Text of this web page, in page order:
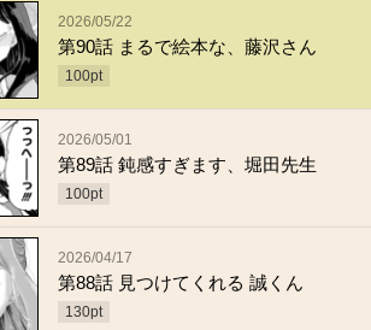
2026/05/22
第90話 まるで絵本な、藤沢さん
100pt
2026/05/01
第89話 鈍感すぎます、堀田先生
100pt
2026/04/17
第88話 見つけてくれる 誠くん
130pt